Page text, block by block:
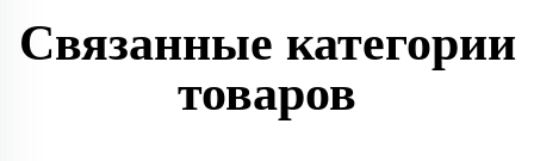
Связанные категории
товаров